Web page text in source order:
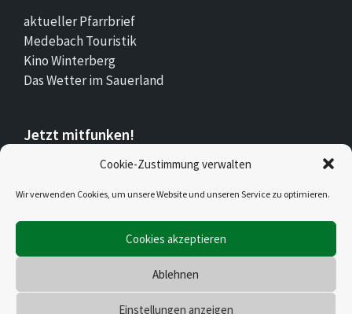
Cookie-Zustimmung verwalten
Wir verwenden Cookies, um unsere Website und unseren Service zu optimieren.
Cookies akzeptieren
Ablehnen
Einstellungen anzeigen
aktueller Pfarrbrief
Medebach Touristik
Kino Winterberg
Das Wetter im Sauerland
Jetzt mitfunken!
Laufenden mit Stadt.Land.Funk!
Jetzt laden für iOS & Android
© 2026 Düdinghausen